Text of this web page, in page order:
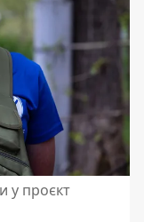
у проєкт